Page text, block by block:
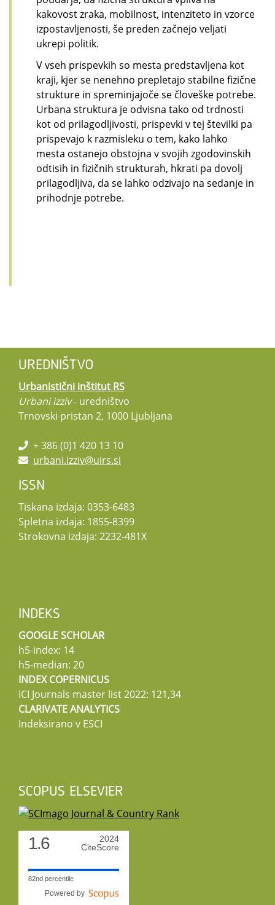
kakovost zraka, mobilnost, intenziteto in vzorce
izpostavljenosti, še preden začnejo veljati
ukrepi politik.
V vseh prispevkih so mesta predstavljena kot
kraji, kjer se nenehno prepletajo stabilne fizične
strukture in spreminjajoče se človeške potrebe.
Urbana struktura je odvisna tako od trdnosti
kot od prilagodljivosti, prispevki v tej številki pa
prispevajo k razmisleku o tem, kako lahko
mesta ostanejo obstojna v svojih zgodovinskih
odtisih in fizičnih strukturah, hkrati pa dovolj
prilagodljiva, da se lahko odzivajo na sedanje in
prihodnje potrebe.
UREDNIŠTVO
Urbanistični inštitut RS
Urbani izziv- uredništvo
Trnovski pristan 2, 1000 Ljubljana
+ 386 (0)1 420 13 10
urbani.izziv@uirs.si
ISSN
Tiskana izdaja: 0353-6483
Spletna izdaja: 1855-8399
Strokovna izdaja: 2232-481X
INDEKS
GOOGLE SCHOLAR
h5-index: 14
h5-median: 20
INDEX COPERNICUS
ICI Journals master list 2022: 121,34
CLARIVATE ANALYTICS
Indeksirano v ESCI
SCOPUS ELSEVIER
1.6
2024
CiteScore
82nd percentile
Powered by